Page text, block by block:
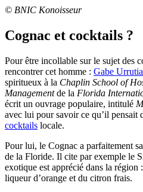
© BNIC Konoisseur
Cognac et cocktails ?
Pour être incollable sur le sujet des
rencontrer cet homme : Gabe Urrutia
spiritueux à la Chaplin School of
Managementde la Florida
écrit un ouvrage populaire, intitulé
avec lui pour savoir ce qu’il pensait
cocktails locale.
Pour lui, le Cognac a parfaitement
de la Floride. Il cite par exemple le
exotique est apprécié dans la région
liqueur d’orange et du citron frais.